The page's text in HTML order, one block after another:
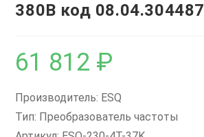
380В код 08.04.304487
61 812 ₽
Производитель: ESQ
Тип: Преобразователь частоты